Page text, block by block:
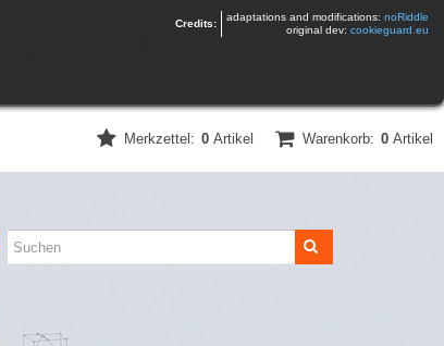
Credits:
adaptations and modifications: noRiddle
original dev: cookieguard.eu
Warenkorb: 0 Artikel
Merkzettel: 0 Artikel